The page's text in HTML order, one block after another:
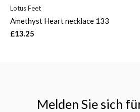
Lotus Feet
Amethyst Heart necklace 133
£13.25
Melden Sie sich